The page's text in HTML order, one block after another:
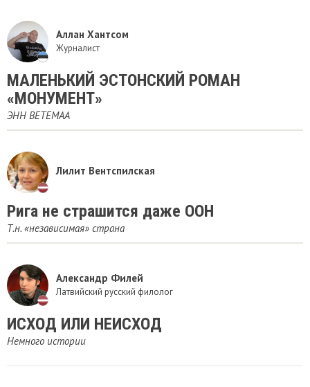
Аллан Хантсом
Журналист
МАЛЕНЬКИЙ ЭСТОНСКИЙ РОМАН
«МОНУМЕНТ»
​ЭНН ВЕТЕМАА
Лилит Вентспилская
Рига не страшится даже ООН
Т.н. «независимая» страна
Александр Филей
Латвийский русский филолог
​ИСХОД ИЛИ НЕИСХОД
Немного истории